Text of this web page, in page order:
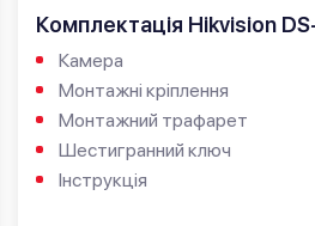
Комплектація Hikvision
Камера
Монтажні кріплення
Монтажний трафарет
Шестигранний ключ
Інструкція